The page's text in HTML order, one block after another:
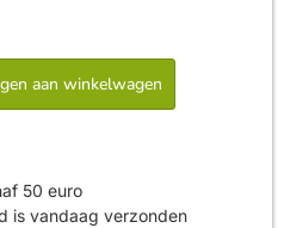
aan winkelwagen
50 euro
is vandaag verzonden